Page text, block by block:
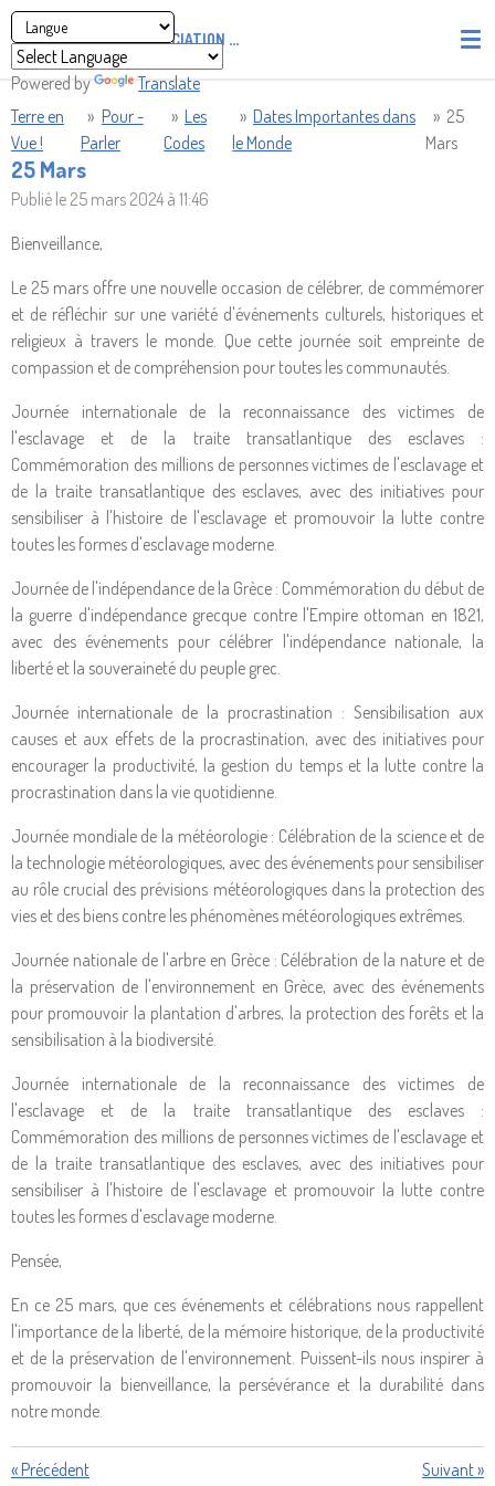
Powered by Translate
Passer
au
contenu
ASSOCIATION PIRATES' UNION OF LIGHT AND LOVE -
Terre en
Vue !
» Pour -
Parler
» Les
Codes
» Dates Importantes dans
le Monde
» 25
Mars
25 Mars
Publié le 25 mars 2024 à 11:46
Bienveillance,
Le 25 mars offre une nouvelle occasion de célébrer, de commémorer
et de réfléchir sur une variété d'événements culturels, historiques et
religieux à travers le monde. Que cette journée soit empreinte de
compassion et de compréhension pour toutes les communautés.
Journée internationale de la reconnaissance des victimes de
l'esclavage et de la traite transatlantique des esclaves :
Commémoration des millions de personnes victimes de l'esclavage et
de la traite transatlantique des esclaves, avec des initiatives pour
sensibiliser à l'histoire de l'esclavage et promouvoir la lutte contre
toutes les formes d'esclavage moderne.
Journée de l'indépendance de la Grèce : Commémoration du début de
la guerre d'indépendance grecque contre l'Empire ottoman en 1821,
avec des événements pour célébrer l'indépendance nationale, la
liberté et la souveraineté du peuple grec.
Journée internationale de la procrastination : Sensibilisation aux
causes et aux effets de la procrastination, avec des initiatives pour
encourager la productivité, la gestion du temps et la lutte contre la
procrastination dans la vie quotidienne.
Journée mondiale de la météorologie : Célébration de la science et de
la technologie météorologiques, avec des événements pour sensibiliser
au rôle crucial des prévisions météorologiques dans la protection des
vies et des biens contre les phénomènes météorologiques extrêmes.
Journée nationale de l'arbre en Grèce : Célébration de la nature et de
la préservation de l'environnement en Grèce, avec des événements
pour promouvoir la plantation d'arbres, la protection des forêts et la
sensibilisation à la biodiversité.
Journée internationale de la reconnaissance des victimes de
l'esclavage et de la traite transatlantique des esclaves :
Commémoration des millions de personnes victimes de l'esclavage et
de la traite transatlantique des esclaves, avec des initiatives pour
sensibiliser à l'histoire de l'esclavage et promouvoir la lutte contre
toutes les formes d'esclavage moderne.
Pensée,
En ce 25 mars, que ces événements et célébrations nous rappellent
l'importance de la liberté, de la mémoire historique, de la productivité
et de la préservation de l'environnement. Puissent-ils nous inspirer à
promouvoir la bienveillance, la persévérance et la durabilité dans
notre monde.
« Précédent Suivant»